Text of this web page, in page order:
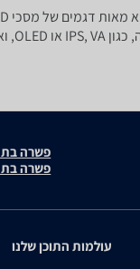
פשרה בת"צ
פשרה בת"צ
עולמות התוכן שלנו